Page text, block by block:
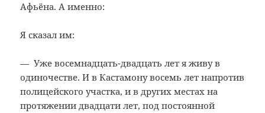
Афьёна. А именно:
Я сказал им:
— Уже восемнадцать-двадцать лет я живу в
одиночестве. И в Кастамону восемь лет напротив
полицейского участка, и в других местах на
протяжении двадцати лет, под постоянной